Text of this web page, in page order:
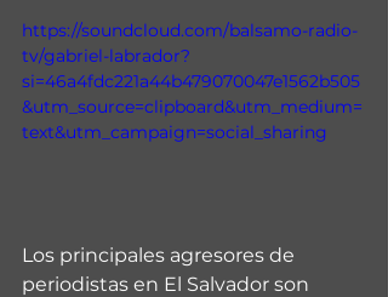
https://soundcloud.com/balsamo-radio-
tv/gabriel-labrador?
si=46a4fdc221a44b479070047e1562b505
&utm_source=clipboard&utm_medium=
text&utm_campaign=social_sharing
Los principales agresores de
periodistas en El Salvador son